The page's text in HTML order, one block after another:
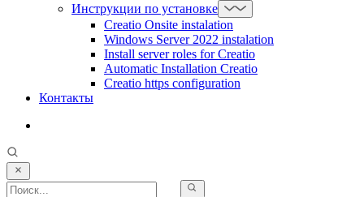
Инструкции по установке
Creatio Onsite instalation
Windows Server 2022 instalation
Install server roles for Creatio
Automatic Installation Creatio
Creatio https configuration
Контакты